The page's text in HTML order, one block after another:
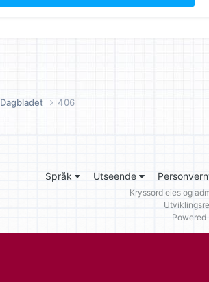
Dagbladet 406
Språk Utseende
Kryssord eies og
Powered